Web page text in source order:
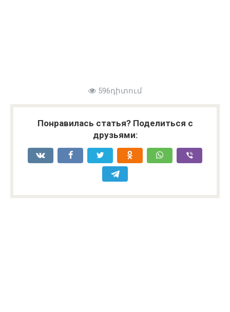
596դիտում
Понравилась статья? Поделиться с
друзьями: